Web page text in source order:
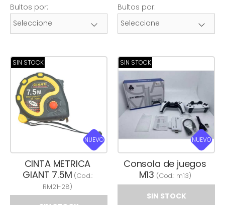
Bultos por: Bultos por:
SIN STOCK
NUEVO
CINTA METRICA
GIANT 7.5M (Cod.:
RM21-28)
SIN STOCK
NUEVO
Consola de juegos
M13 (Cod.: m13)
SIN STOCK